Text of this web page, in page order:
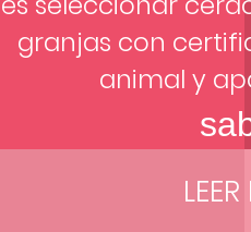
granjas con
animal y